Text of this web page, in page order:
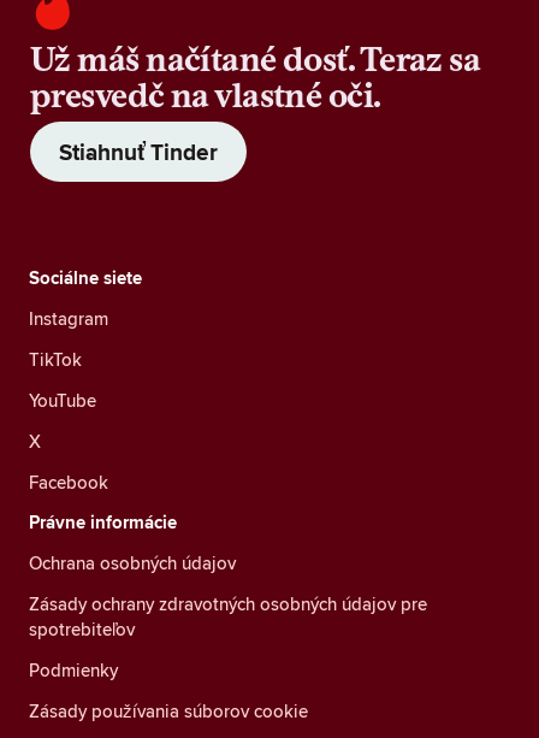
Už máš načítané dosť. Teraz sa
presvedč na vlastné oči.
Stiahnuť Tinder
Sociálne siete
Instagram
TikTok
YouTube
X
Facebook
Právne informácie
Ochrana osobných údajov
Zásady ochrany zdravotných osobných údajov pre
spotrebiteľov
Podmienky
Zásady používania súborov cookie